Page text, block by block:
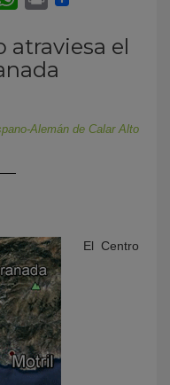
atraviesa el
Alemán de Calar Alto
El Centro